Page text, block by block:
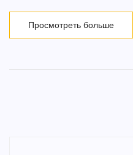
Просмотреть больше